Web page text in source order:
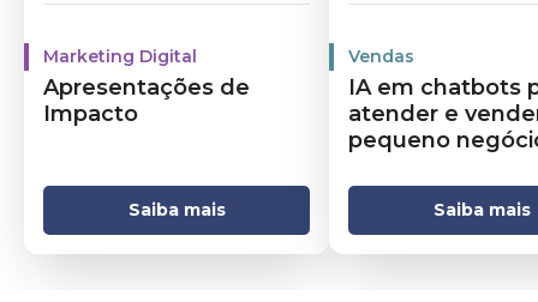
Marketing Digital
Apresentações de
Impacto
Saiba mais
Vendas
IA em chatbots
atender e
pequeno
Saiba mais